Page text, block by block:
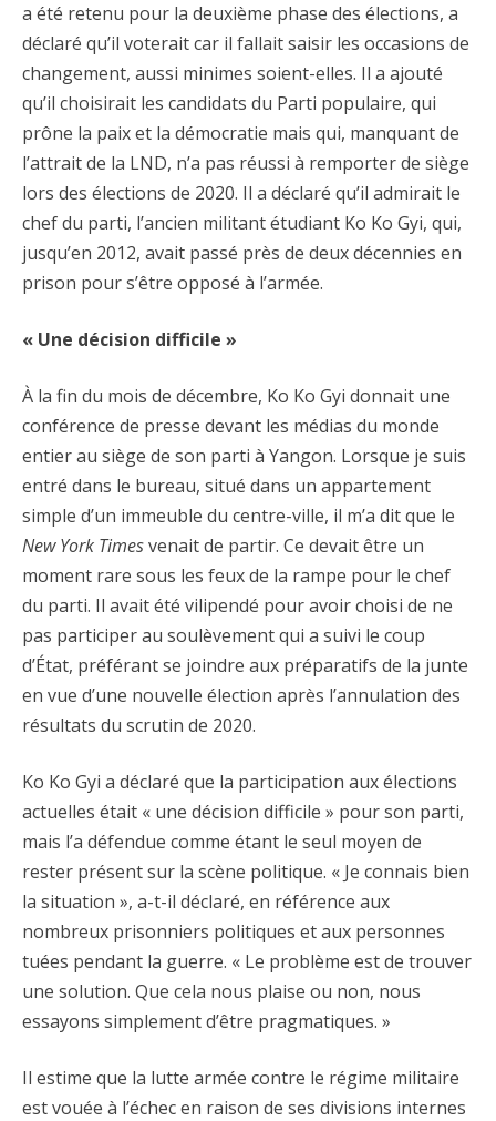
a été retenu pour la deuxième phase des élections, a
déclaré qu’il voterait car il fallait saisir les occasions de
changement, aussi minimes soient-elles. Il a ajouté
qu’il choisirait les candidats du Parti populaire, qui
prône la paix et la démocratie mais qui, manquant de
l’attrait de la LND, n’a pas réussi à remporter de siège
lors des élections de 2020. Il a déclaré qu’il admirait le
chef du parti, l’ancien militant étudiant Ko Ko Gyi, qui,
jusqu’en 2012, avait passé près de deux décennies en
prison pour s’être opposé à l’armée.
« Une décision difficile »
À la fin du mois de décembre, Ko Ko Gyi donnait une
conférence de presse devant les médias du monde
entier au siège de son parti à Yangon. Lorsque je suis
entré dans le bureau, situé dans un appartement
simple d’un immeuble du centre-ville, il m’a dit que le
New York Timesvenait de partir. Ce devait être un
moment rare sous les feux de la rampe pour le chef
du parti. Il avait été vilipendé pour avoir choisi de ne
pas participer au soulèvement qui a suivi le coup
d’État, préférant se joindre aux préparatifs de la junte
en vue d’une nouvelle élection après l’annulation des
résultats du scrutin de 2020.
Ko Ko Gyi a déclaré que la participation aux élections
actuelles était « une décision difficile » pour son parti,
mais l’a défendue comme étant le seul moyen de
rester présent sur la scène politique. « Je connais bien
la situation », a-t-il déclaré, en référence aux
nombreux prisonniers politiques et aux personnes
tuées pendant la guerre. « Le problème est de trouver
une solution. Que cela nous plaise ou non, nous
essayons simplement d’être pragmatiques. »
Il estime que la lutte armée contre le régime militaire
est vouée à l’échec en raison de ses divisions internes